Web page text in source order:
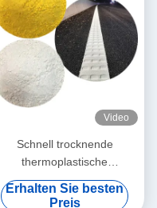
Video
Schnell trocknende
thermoplastische
Straßenmarkierungsfarbe
mit hoher Reflektivität und
Erhalten Sie besten
Preis